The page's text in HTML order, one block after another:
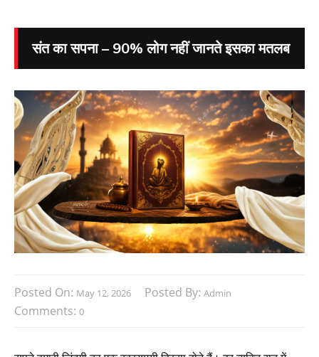
संत का सपना – 90% लोग नहीं जानते इसका मतलब
Posted On: May 12, 2026 Posted By: Admin
Comments: 0